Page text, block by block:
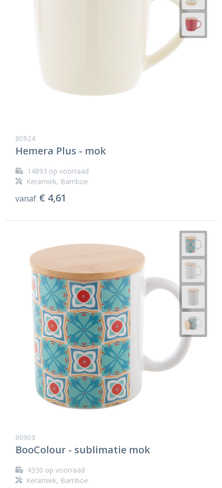
80924
Hemera Plus - mok
14893 op voorraad
Keramiek, Bamboe
vanaf € 4,61
80903
BooColour - sublimatie mok
4330 op voorraad
Keramiek, Bamboe